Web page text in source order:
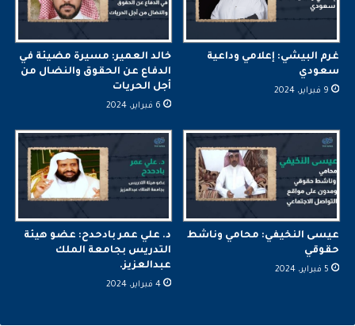
غرم البيشي: إعلامي وداعية
سعودي
9 فبراير، 2024
خالد العمير: مسيرة مضيئة في
الدفاع عن الحقوق والنضال من
أجل الحريات
6 فبراير، 2024
عيسى النخيفي: محامي وناشط
حقوقي
5 فبراير، 2024
د. علي عمر بادحدح: عضو هيئة
التدريس بجامعة الملك
عبدالعزيز.
4 فبراير، 2024